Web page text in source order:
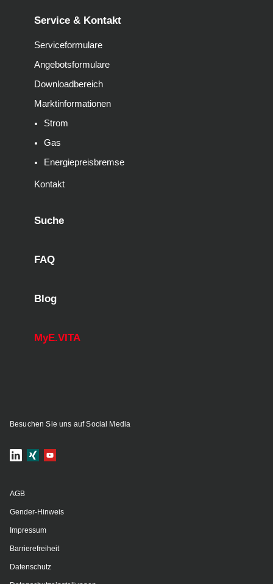
Service & Kontakt
Serviceformulare
Angebotsformulare
Downloadbereich
Marktinformationen
Strom
Gas
Energiepreisbremse
Kontakt
Suche
FAQ
Blog
MyE.VITA
Besuchen Sie uns auf Social Media
AGB
Gender-Hinweis
Impressum
Barrierefreiheit
Datenschutz